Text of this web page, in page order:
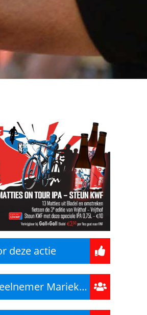
deze actie
Naar deelnemer Marieke van den Borne